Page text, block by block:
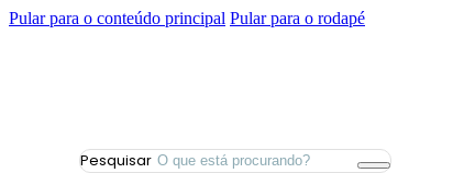
Pular para o conteúdo principal Pular para o rodapé
Pesquisar